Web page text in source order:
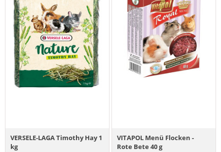
VERSELE-LAGA Timothy Hay 1
kg
VITAPOL Menü Flocken -
Rote Bete 40 g